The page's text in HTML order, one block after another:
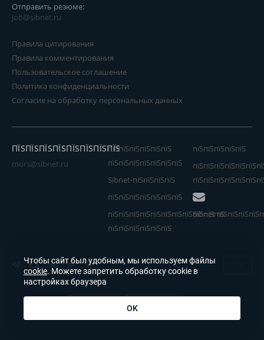
Отправить резюме:
job@sibnet.ru
Правила цитирования
Правила комментирования
Пользовательское соглашение
Политика конфиденциальности
Согласие на обработку персональных данных
ПЇЅПЇЅПЇЅПЇЅПЇЅПЇЅПЇЅПЇЅ
mors@sibnet.ru
пїЅпїЅпїЅпїЅпїЅпїЅ
пїЅпїЅпїЅпїЅпїЅпїЅпїЅ
Sibnet-пїЅпїЅпїЅпїЅ
пїЅпїЅпїЅпїЅпїЅ
пїЅпїЅпїЅпїЅпїЅпїЅпїЅ
пїЅпїЅпїЅпїЅпїЅпїЅпїЅпїЅпїЅпїЅпїЅ
пїЅпїЅпїЅпїЅпїЅпїЅ
Sibnet
Чтобы сайт был удобным, мы используем файлы
cookie. Можете запретить обработку cookie в
настройках браузера
OK